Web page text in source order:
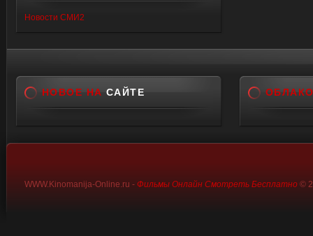
Новости СМИ2
НОВОЕ НА САЙТЕ
WWW.Kinomanija-Online.ru - Фильмы Онлайн Смотреть Бесплатно ©